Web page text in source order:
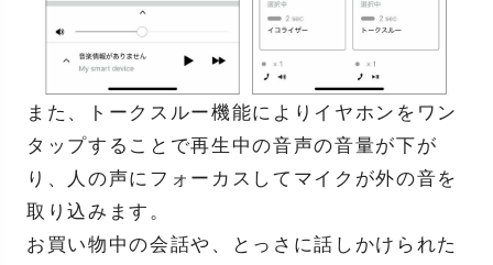
また、トークスルー機能によりイヤホンをワン
タップすることで再生中の音声の音量が下が
り、人の声にフォーカスしてマイクが外の音を
取り込みます。
お買い物中の会話や、とっさに話しかけられた